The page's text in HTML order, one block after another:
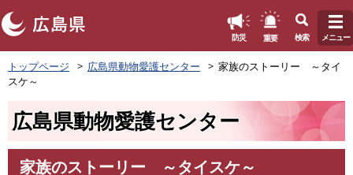
ペ
ー
ジ
防災 重要 検索 メニュー
トップページ 広島県動物愛護センター
家族のストーリー ～タイ
スケ～
広島県動物愛護センター
家族のストーリー ～タイスケ～